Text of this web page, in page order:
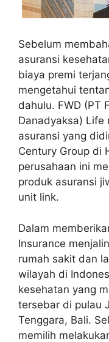
Sebelum
asuransi
biaya premi
mengetahui
dahulu. FWD (PT
Danadyaksa) Life
asuransi yang
Century Group di
perusahaan ini
produk asuransi
unit link.
Dalam
Insurance
rumah sakit dan
wilayah di
kesehatan yang
tersebar di pulau
Tenggara, Bali.
memilih